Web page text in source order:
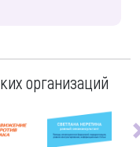
организаций